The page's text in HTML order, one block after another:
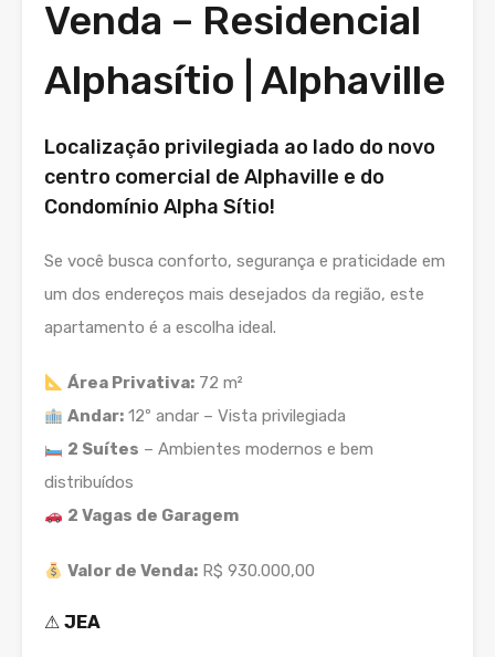
Venda – Residencial
Alphasítio | Alphaville
Localização privilegiada ao lado do novo
centro comercial de Alphaville e do
Condomínio Alpha Sítio!
Se você busca conforto, segurança e praticidade em
um dos endereços mais desejados da região, este
apartamento é a escolha ideal.
Área Privativa: 72 m²
Andar: 12º andar – Vista privilegiada
2 Suítes – Ambientes modernos e bem
distribuídos
2 Vagas de Garagem
Valor de Venda: R$ 930.000,00
⚠ JEA